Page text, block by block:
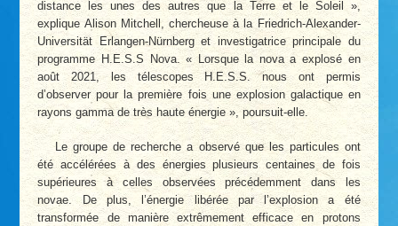
distance les unes des autres que la Terre et le Soleil »,
explique Alison Mitchell, chercheuse à la Friedrich-Alexander-
Universität Erlangen-Nürnberg et investigatrice principale du
programme H.E.S.S Nova. « Lorsque la nova a explosé en
août 2021, les télescopes H.E.S.S. nous ont permis
d’observer pour la première fois une explosion galactique en
rayons gamma de très haute énergie », poursuit-elle.
Le groupe de recherche a observé que les particules ont
été accélérées à des énergies plusieurs centaines de fois
supérieures à celles observées précédemment dans les
novae. De plus, l’énergie libérée par l’explosion a été
transformée de manière extrêmement efficace en protons